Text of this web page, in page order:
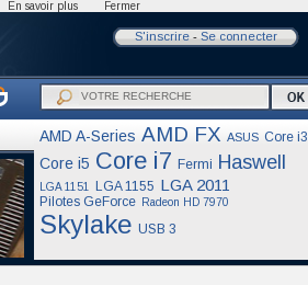
S'inscrire- Se connecter
AMD A-Series AMD FX ASUS Core i3
Core i5 Core i7 Fermi Haswell
LGA 1151 LGA 1155 LGA 2011
Pilotes GeForce Radeon HD 7970
Skylake USB 3
En savoir plus Fermer